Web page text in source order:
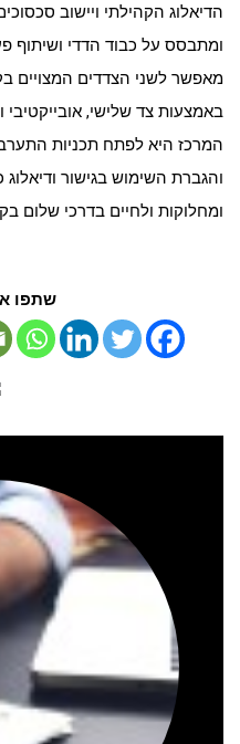
הדיאלוג הקהילתי ויישוב
ומתבסס על כבוד הדדי ושיתוף
מאפשר לשני הצדדים המצויים
באמצעות צד שלישי,
המרכז היא לפתח תכניות
והגברת השימוש בגישור
ומחלוקות ולחיים בדרכי שלום
שתפו